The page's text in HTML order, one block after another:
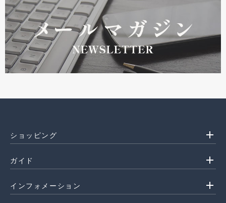
ショッピング add
ガイド add
インフォメーション add